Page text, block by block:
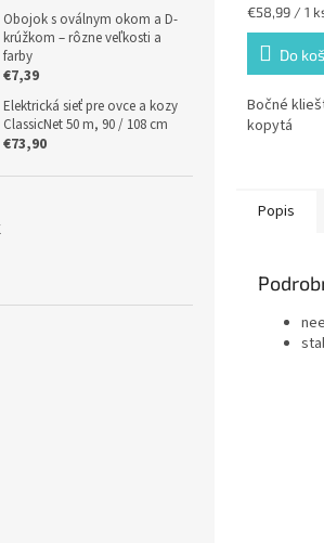
Obojok s oválnym okom a D-
krúžkom – rôzne veľkosti a
farby
€7,39
Elektrická sieť pre ovce a kozy
ClassicNet 50 m, 90 / 108 cm
€73,90
Jednotková
cena:
€58,99 / 1
Do
Bočné
kopytá
Popis